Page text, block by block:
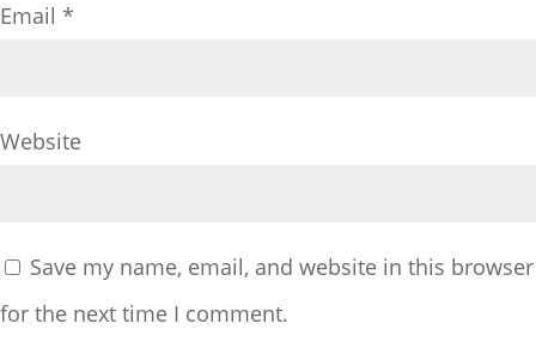
Email *
Website
Save my name, email, and website in this browser
for the next time I comment.